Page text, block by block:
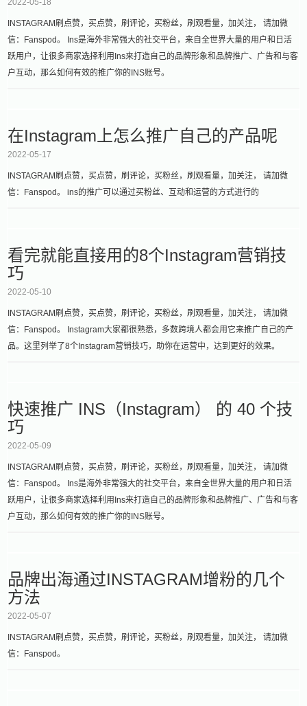
2022-05-18
INSTAGRAM刷点赞，买点赞，刷评论，买粉丝，刷观看量，加关注， 请加微
信：Fanspod。 Ins是海外非常强大的社交平台，来自全世界大量的用户和日活
跃用户，让很多商家选择利用Ins来打造自己的品牌形象和品牌推广、广告和与客
户互动，那么如何有效的推广你的INS账号。
在Instagram上怎么推广自己的产品呢
2022-05-17
INSTAGRAM刷点赞，买点赞，刷评论，买粉丝，刷观看量，加关注， 请加微
信：Fanspod。 ins的推广可以通过买粉丝、互动和运营的方式进行的
看完就能直接用的8个Instagram营销技
巧
2022-05-10
INSTAGRAM刷点赞，买点赞，刷评论，买粉丝，刷观看量，加关注， 请加微
信：Fanspod。 Instagram大家都很熟悉，多数跨境人都会用它来推广自己的产
品。这里列举了8个Instagram营销技巧，助你在运营中，达到更好的效果。
快速推广 INS（Instagram） 的 40 个技
巧
2022-05-09
INSTAGRAM刷点赞，买点赞，刷评论，买粉丝，刷观看量，加关注， 请加微
信：Fanspod。 Ins是海外非常强大的社交平台，来自全世界大量的用户和日活
跃用户，让很多商家选择利用Ins来打造自己的品牌形象和品牌推广、广告和与客
户互动，那么如何有效的推广你的INS账号。
品牌出海通过INSTAGRAM增粉的几个
方法
2022-05-07
INSTAGRAM刷点赞，买点赞，刷评论，买粉丝，刷观看量，加关注， 请加微
信：Fanspod。